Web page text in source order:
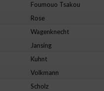
Foumouo Tsakou
Rose
Wagenknecht
Jansing
Kuhnt
Volkmann
Scholz